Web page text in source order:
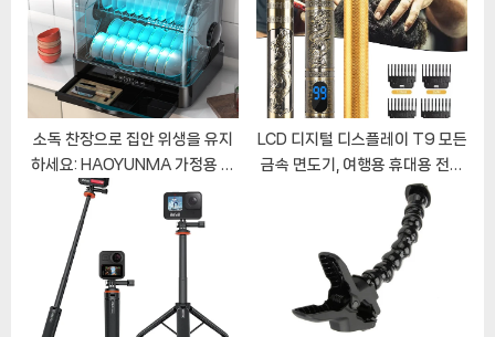
소독 찬장으로 집안 위생을 유지
하세요: HAOYUNMA 가정용 살
균기 리뷰
LCD 디지털 디스플레이 T9 모든
금속 면도기, 여행용 휴대용 전기
이발기, 전기 푸셔, 여성용 헤어 커
팅 머신, Neuk Jrl